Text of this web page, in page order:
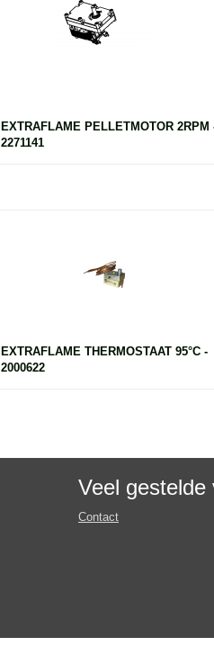
EXTRAFLAME PELLETMOTOR 2RPM
2271141
EXTRAFLAME THERMOSTAAT 95°C -
2000622
Veel gestelde
Contact